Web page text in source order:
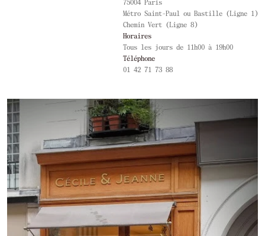
Métro Saint-Paul ou Bastille (Ligne 1)
Chemin Vert (Ligne 8)
Horaires
Tous les jours de 11h00 à 19h00
Téléphone
01 42 71 73 88